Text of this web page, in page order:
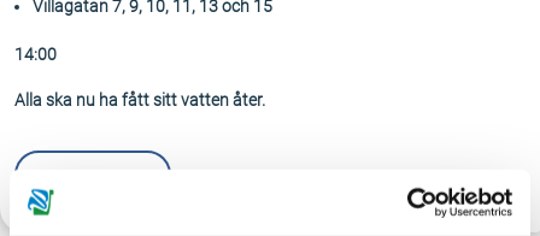
Villagatan 7, 9, 10, 11, 13 och 15
14:00
Alla ska nu ha fått sitt vatten åter.